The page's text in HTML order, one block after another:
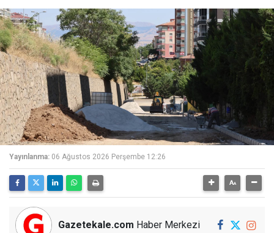
Yayınlanma: 06 Ağustos 2026 Perşembe 12:26
Gazetekale.com Haber Merkezi